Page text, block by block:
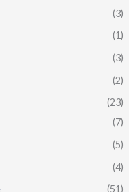
(3)
(1)
(3)
(2)
(23)
(7)
(5)
(4)
(51)